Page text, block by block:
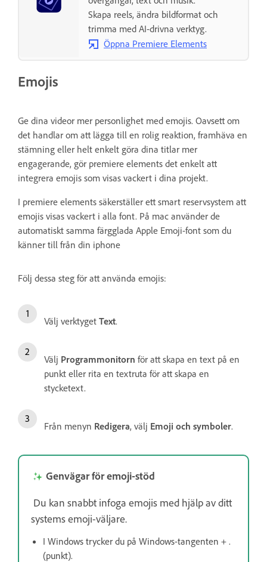
Skapa reels, ändra bildformat och
trimma med AI-drivna verktyg.
Öppna Premiere Elements
Emojis
Ge dina videor mer personlighet med emojis. Oavsett om
det handlar om att lägga till en rolig reaktion, framhäva en
stämning eller helt enkelt göra dina titlar mer
engagerande, gör premiere elements det enkelt att
integrera emojis som visas vackert i dina projekt.
I premiere elements säkerställer ett smart reservsystem att
emojis visas vackert i alla font. På mac använder de
automatiskt samma färgglada Apple Emoji-font som du
känner till från din iphone
Följ dessa steg för att använda emojis:
Välj verktyget Text.
Välj Programmonitorn för att skapa en text på en
punkt eller rita en textruta för att skapa en
stycketext.
Från menyn Redigera, välj Emoji och symboler.
Genvägar för emoji-stöd
Du kan snabbt infoga emojis med hjälp av ditt
systems emoji-väljare.
I Windows trycker du på Windows-tangenten + .
(punkt).